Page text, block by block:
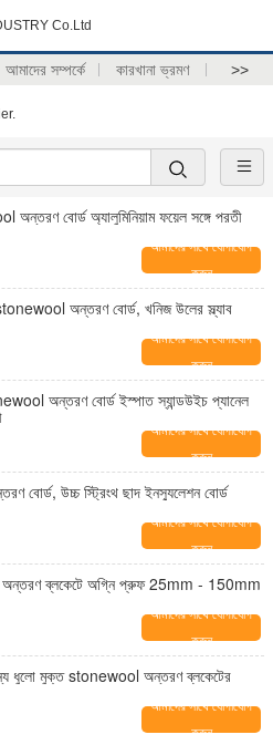
Co.Ltd
আমাদের সম্পর্কে কারখানা ভ্রমণ >>
অন্তরণ বোর্ড অ্যালুমিনিয়াম ফয়েল সঙ্গে পরতী
আমাদের সাথে যোগাযোগ
করুন
অন্তরণ বোর্ড, খনিজ উলের স্ল্যাব
আমাদের সাথে যোগাযোগ
করুন
অন্তরণ বোর্ড ইস্পাত স্যান্ডউইচ প্যানেল
আমাদের সাথে যোগাযোগ
করুন
বোর্ড, উচ্চ স্ট্রিংথ ছাদ ইনস্যুলেশন বোর্ড
আমাদের সাথে যোগাযোগ
করুন
ব্লকেটে অগ্নি প্রুফ 25mm - 150mm
আমাদের সাথে যোগাযোগ
করুন
জন্য ধুলো মুক্ত stonewool অন্তরণ ব্লকেটের
আমাদের সাথে যোগাযোগ
করুন